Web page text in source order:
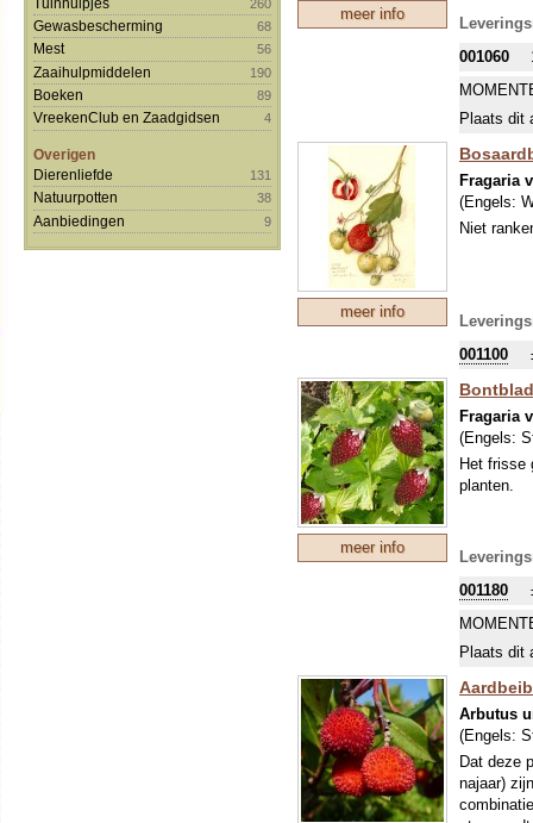
260
Gewasbescherming 68
Mest 56
Zaaihulpmiddelen 190
Boeken 89
VreekenClub en Zaadgidsen 4
Overigen
Dierenliefde
131
Natuurpotten 38
Aanbiedingen 9
meer info
001060
Plaats dit
meer info
Fragaria
(Engels:
Niet
001100
meer info
Fragaria
(Engels:
Het frisse
planten.
001180
Plaats dit
Arbutus
(Engels:
Dat deze
najaar)